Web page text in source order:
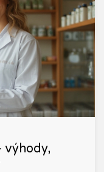
výhody,